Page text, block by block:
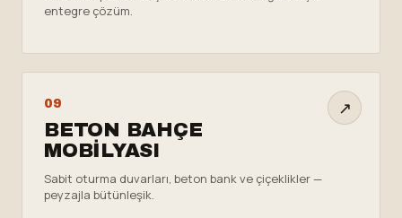
entegre çözüm.
09
BETON BAHÇE
MOBILYASI
Sabit oturma duvarları, beton bank ve çiçeklikler —
peyzajla bütünleşik.
↗